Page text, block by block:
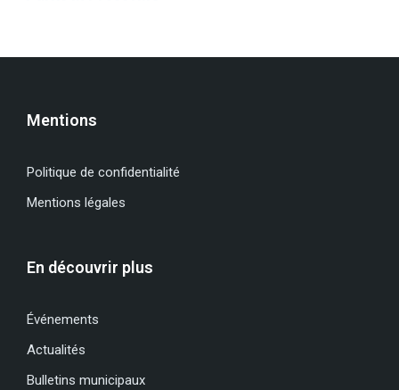
Mentions
Politique de confidentialité
Mentions légales
En découvrir plus
Événements
Actualités
Bulletins municipaux